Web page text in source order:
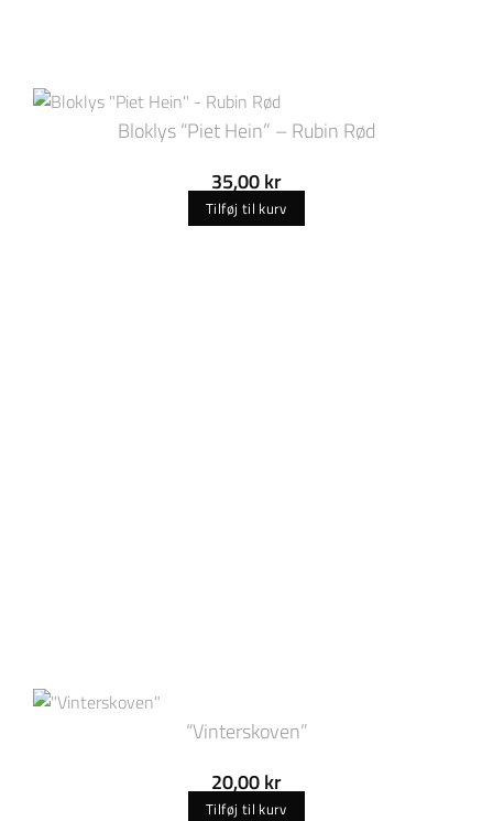
Bloklys “Piet Hein” – Rubin Rød
35,00kr
Tilføj til kurv
“Vinterskoven”
20,00kr
Tilføj til kurv